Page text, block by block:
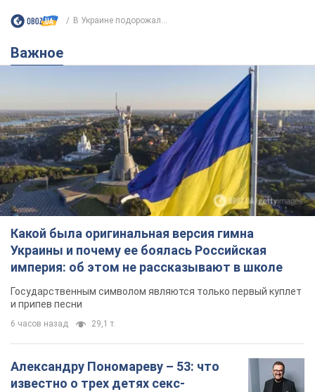
В Украине подорожал...
Важное
Какой была оригинальная версия гимна
Украины и почему ее боялась Российская
империя: об этом не рассказывают в школе
Государственным символом являются только первый куплет
и припев песни
6 часов назад 29,1 т.
Александру Пономареву – 53: что
известно о трех детях секс-